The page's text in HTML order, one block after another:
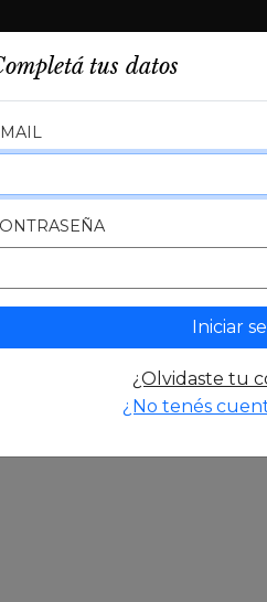
del
en
tus datos
Iniciar
¿Olvidaste tu
¿No tenés